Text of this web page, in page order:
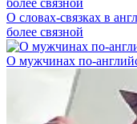
О словах-связках в
более связной
О мужчинах по-